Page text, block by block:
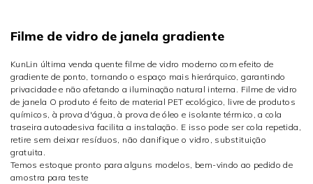
Filme de vidro de janela gradiente
KunLin última venda quente filme de vidro modernocom efeito de
gradiente de ponto, tornando o espaço mais hierárquico, garantindo
privacidade e não afetando a iluminação natural interna. Filme de vidro
de janela O produto é feito de material PET ecológico, livre de produtos
químicos, à prova d'água, à prova de óleo e isolante térmico, a cola
traseira autoadesiva facilita a instalação. E isso pode ser cola repetida,
retire sem deixar resíduos, não danifique o vidro, substituição
gratuita.
Temos estoque pronto para alguns modelos, bem-vindo ao pedido de
amostra para teste